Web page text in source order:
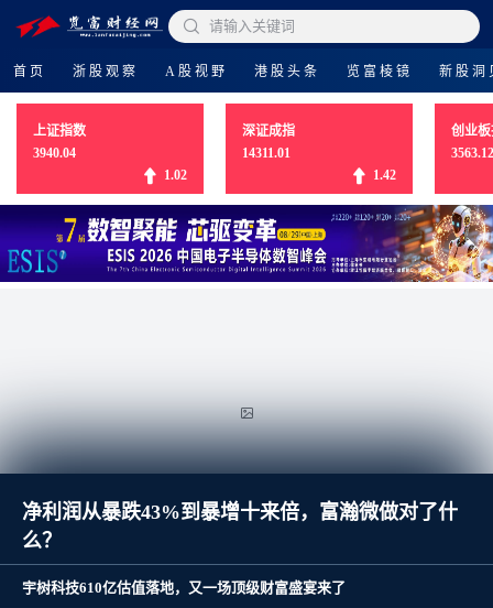
 请输入关键词
首页 浙股观察 A股视野 港股头条 览富棱镜 新股洞
上证指数
3940.04
1.02
深证成指
14311.01
1.42
创业
3563.12
净利润从暴跌43%到暴增十来倍，富瀚微做对了什
么？
宇树科技610亿估值落地，又一场顶级财富盛宴来了